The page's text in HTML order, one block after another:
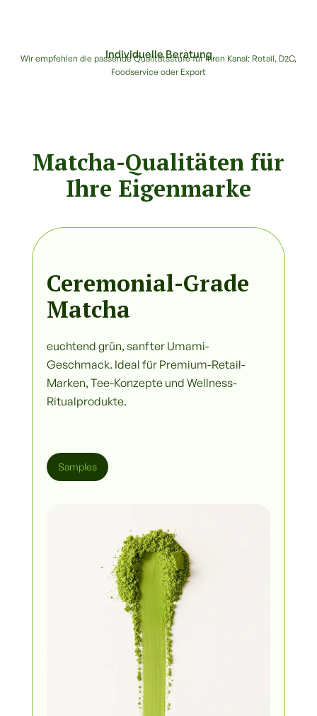
Individuelle Beratung
Wir empfehlen die passende Qualitätsstufe für Ihren Kanal: Retail, D2C,
Foodservice oder Export
Matcha-Qualitäten für
Ihre Eigenmarke
Ceremonial-Grade
Matcha
euchtend grün, sanfter Umami-
Geschmack. Ideal für Premium-Retail-
Marken, Tee-Konzepte und Wellness-
Ritualprodukte.
Samples